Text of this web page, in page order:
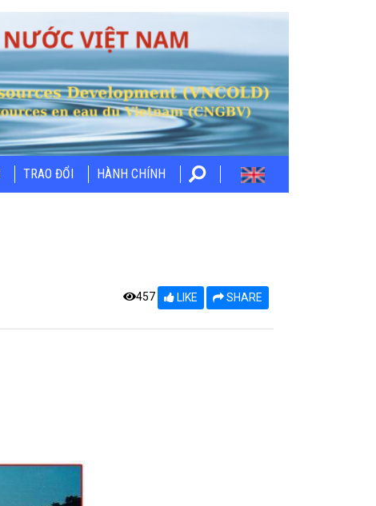
TRAO ĐỔI HÀNH CHÍNH
457 LIKE SHARE